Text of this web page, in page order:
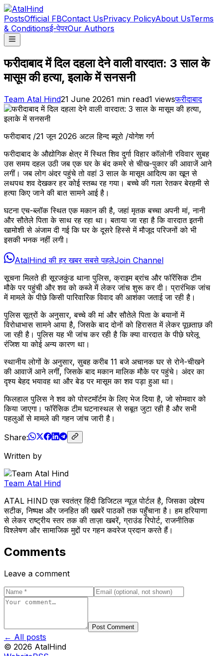
PostsOfficial FBContact UsPrivacy PolicyAbout UsTerms
& Conditionsई-पेपरOur Authors
फरीदाबाद में दिल दहला देने वाली वारदात: 3 साल के
मासूम की हत्या, इलाके में सनसनी
Team Atal Hind21 June 20261 min read1 viewsफरीदाबाद
फरीदाबाद /21 जून 2026 अटल हिन्द ब्यूरो /योगेश गर्ग
फरीदाबाद के औद्योगिक क्षेत्र में स्थित शिव दुर्गा विहार कॉलोनी रविवार सुबह
उस समय दहल उठी जब एक घर के बंद कमरे से चीख-पुकार की आवाजें आने
लगीं। जब लोग अंदर पहुंचे तो वहां 3 साल के मासूम आदित्य का खून से
लथपथ शव देखकर हर कोई स्तब्ध रह गया। बच्चे की गला रेतकर बेरहमी से
हत्या किए जाने की बात सामने आई है।
घटना एच-ब्लॉक स्थित एक मकान की है, जहां मृतक बच्चा अपनी मां, नानी
और सौतेले पिता के साथ रह रहा था। बताया जा रहा है कि वारदात इतनी
खामोशी से अंजाम दी गई कि घर के दूसरे हिस्से में मौजूद परिजनों को भी
इसकी भनक नहीं लगी।
AtalHind की हर खबर सबसे पहलेJoin Channel
सूचना मिलते ही सूरजकुंड थाना पुलिस, क्राइम ब्रांच और फॉरेंसिक टीम
मौके पर पहुंची और शव को कब्जे में लेकर जांच शुरू कर दी। प्रारंभिक जांच
में मामले के पीछे किसी पारिवारिक विवाद की आशंका जताई जा रही है।
पुलिस सूत्रों के अनुसार, बच्चे की मां और सौतेले पिता के बयानों में
विरोधाभास सामने आया है, जिसके बाद दोनों को हिरासत में लेकर पूछताछ की
जा रही है। पुलिस यह भी जांच कर रही है कि क्या वारदात के पीछे घरेलू
रंजिश या कोई अन्य कारण था।
स्थानीय लोगों के अनुसार, सुबह करीब 11 बजे अचानक घर से रोने-चीखने
की आवाजें आने लगीं, जिसके बाद मकान मालिक मौके पर पहुंचे। अंदर का
दृश्य बेहद भयावह था और बेड पर मासूम का शव पड़ा हुआ था।
फिलहाल पुलिस ने शव को पोस्टमॉर्टम के लिए भेज दिया है, जो सोमवार को
किया जाएगा। फॉरेंसिक टीम घटनास्थल से सबूत जुटा रही है और सभी
पहलुओं से मामले की गहन जांच जारी है।
Share:
Written by
Team Atal Hind
ATAL HIND एक स्वतंत्र हिंदी डिजिटल न्यूज़ पोर्टल है, जिसका उद्देश्य
सटीक, निष्पक्ष और जनहित की खबरें पाठकों तक पहुँचाना है। हम हरियाणा
से लेकर राष्ट्रीय स्तर तक की ताज़ा खबरें, ग्राउंड रिपोर्ट, राजनीतिक
विश्लेषण और सामाजिक मुद्दों पर गहन कवरेज प्रदान करते हैं।
Comments
Leave a comment
Post Comment
← All posts
© 2026 AtalHind